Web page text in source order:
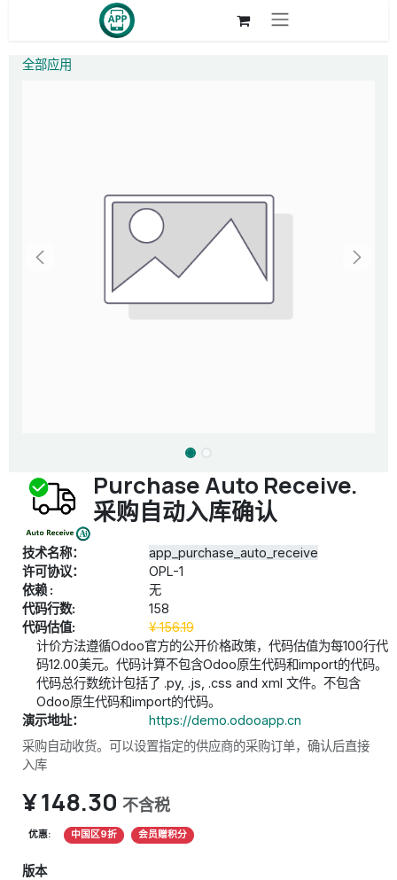
全部应用
Purchase Auto Receive.
采购自动入库确认
技术名称：
app_purchase_auto_receive
许可协议：
OPL-1
依赖 :
无
代码行数:
158
代码估值:
¥156.19
计价方法遵循Odoo官方的公开价格政策，代码估值为每100行代
码12.00美元。代码计算不包含Odoo原生代码和import的代码。
代码总行数统计包括了 .py, .js, .css and xml 文件。不包含
Odoo原生代码和import的代码。
演示地址：
https://demo.odooapp.cn
采购自动收货。可以设置指定的供应商的采购订单，确认后直接
入库
¥148.30 不含税
优惠: 中国区9折 会员赠积分
版本